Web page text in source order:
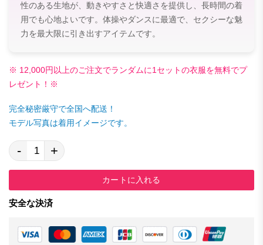
性のある生地が、動きやすさと快適さを提供し、長時間の着
用でも心地よいです。体操やダンスに最適で、セクシーな魅
力を最大限に引き出すアイテムです。
※ 12,000円以上のご注文でランダムに1セットの衣服を無料でプ
レゼント！※
完全秘密厳守で全国へ配送！
モデル写真は着用イメージです。
- +
カートに入れる
安全な決済